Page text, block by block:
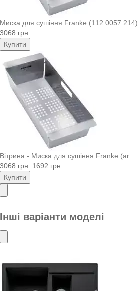
Миска для сушіння Franke (112.0057.214)
3068 грн.
Купити
Вітрина - Миска для сушіння Franke (ar..
3068 грн. 1692 грн.
Купити
Інші варіанти моделі